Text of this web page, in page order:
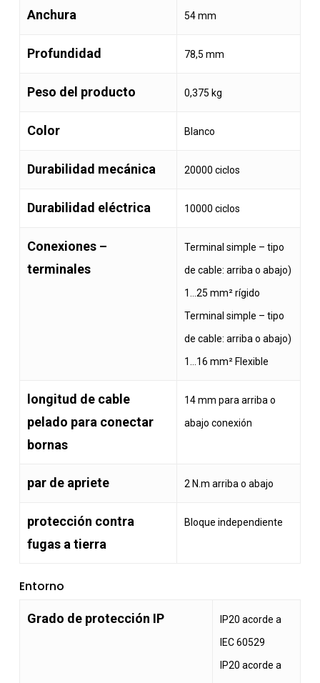
Anchura 54 mm
Profundidad 78,5 mm
Peso del producto 0,375 kg
Color Blanco
Durabilidad mecánica 20000 ciclos
Durabilidad eléctrica 10000 ciclos
Conexiones –
terminales
Terminal simple – tipo
de cable: arriba o abajo)
1…25 mm² rígido
Terminal simple – tipo
de cable: arriba o abajo)
1…16 mm² Flexible
longitud de cable
pelado para conectar
bornas
14 mm para arriba o
abajo conexión
par de apriete 2 N.m arriba o abajo
protección contra
fugas a tierra
Bloque independiente
Entorno
Grado de protección IP
IP20 acorde a
IEC 60529
IP20 acorde a